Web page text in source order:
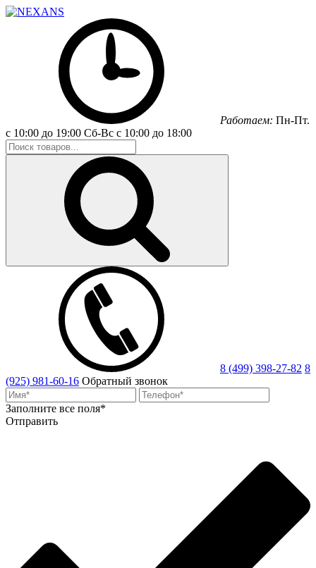
Работаем: Пн-Пт.
с 10:00 до 19:00 Сб-Вс с 10:00 до 18:00
8 (499) 398-27-82 8
(925) 981-60-16 Обратный звонок
Заполните все поля*
Отправить